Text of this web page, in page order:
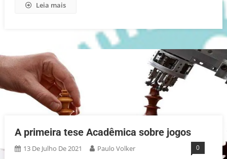
Leia mais
A primeira tese Acadêmica sobre jogos
13 De Julho De 2021 Paulo Volker 0